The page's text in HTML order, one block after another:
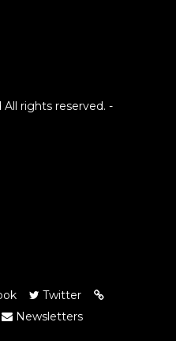
rights reserved. -
Twitter
Newsletters